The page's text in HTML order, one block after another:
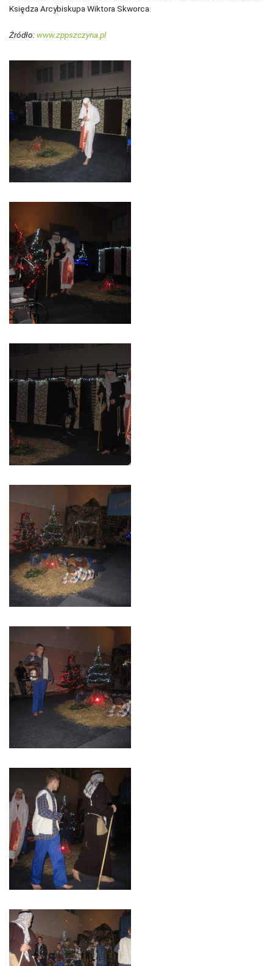
Księdza Arcybiskupa Wiktora Skworca.
Źródło: www.zppszczyna.pl